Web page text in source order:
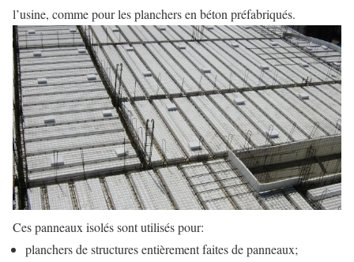
l’usine, comme pour les planchers en béton préfabriqués.
Ces panneaux isolés sont utilisés pour:
planchers de structures entièrement faites de panneaux;